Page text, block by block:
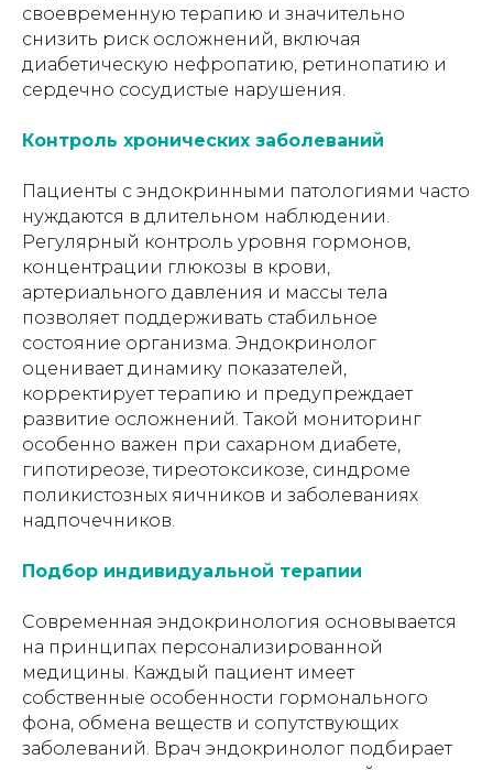
своевременную терапию и значительно
снизить риск осложнений, включая
диабетическую нефропатию, ретинопатию и
сердечно сосудистые нарушения.
Контроль хронических заболеваний
Пациенты с эндокринными патологиями часто
нуждаются в длительном наблюдении.
Регулярный контроль уровня гормонов,
концентрации глюкозы в крови,
артериального давления и массы тела
позволяет поддерживать стабильное
состояние организма. Эндокринолог
оценивает динамику показателей,
корректирует терапию и предупреждает
развитие осложнений. Такой мониторинг
особенно важен при сахарном диабете,
гипотиреозе, тиреотоксикозе, синдроме
поликистозных яичников и заболеваниях
надпочечников.
Подбор индивидуальной терапии
Современная эндокринология основывается
на принципах персонализированной
медицины. Каждый пациент имеет
собственные особенности гормонального
фона, обмена веществ и сопутствующих
заболеваний. Врач эндокринолог подбирает